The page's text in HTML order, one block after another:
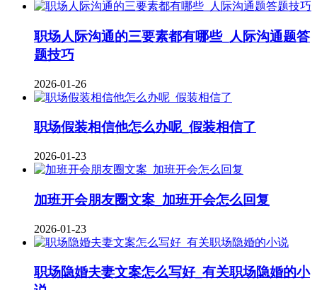
职场人际沟通的三要素都有哪些_人际沟通题答
题技巧
2026-01-26
职场假装相信他怎么办呢_假装相信了
2026-01-23
加班开会朋友圈文案_加班开会怎么回复
2026-01-23
职场隐婚夫妻文案怎么写好_有关职场隐婚的小